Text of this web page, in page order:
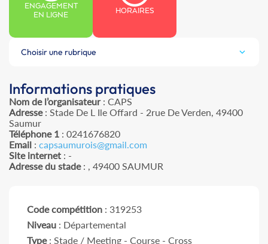
ENGAGEMENT
EN LIGNE
HORAIRES
Choisir une rubrique
Informations pratiques
Nom de l’organisateur: CAPS
Adresse: Stade De L Ile Offard - 2rue De Verden, 49400
Saumur
Téléphone 1 : 0241676820
Email : capsaumurois@gmail.com
Site internet : -
Adresse du stade: , 49400 SAUMUR
Code compétition : 319253
Niveau : Départemental
Type: Stade / Meeting - Course - Cross